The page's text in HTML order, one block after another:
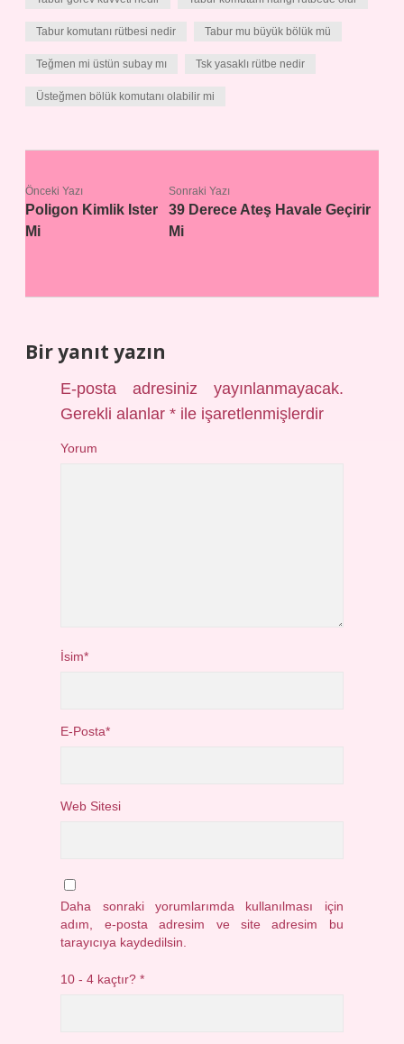
Tabur komutanı rütbesi nedir Tabur mu büyük bölük mü
Teğmen mi üstün subay mı Tsk yasaklı rütbe nedir
Üsteğmen bölük komutanı olabilir mi
Önceki Yazı
Poligon Kimlik Ister
Mi
Sonraki Yazı
39 Derece Ateş Havale Geçirir
Mi
Bir yanıt yazın
E-posta adresiniz yayınlanmayacak.
Gerekli alanlar* ile işaretlenmişlerdir
Yorum
İsim*
E-Posta*
Web Sitesi
Daha sonraki yorumlarımda kullanılması için
adım, e-posta adresim ve site adresim bu
tarayıcıya kaydedilsin.
10 - 4 kaçtır?*